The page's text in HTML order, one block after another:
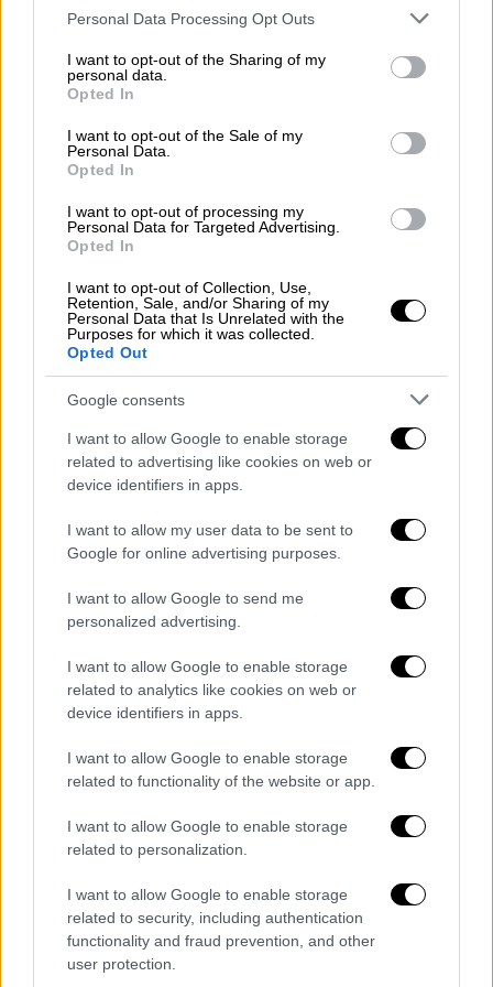
Please note that this website/app uses one or more Google
not limited to your visit or usage behaviour. You may click to
grant or deny consent to Google and its third-party tags to
use your data for below specified purposes in below Google
consent section.
Personal Data Processing Opt Outs
I want to opt-out of the Sharing of my
personal data.
Opted In
I want to opt-out of the Sale of my
Personal Data.
Opted In
I want to opt-out of processing my
Personal Data for Targeted Advertising.
Opted In
I want to opt-out of Collection, Use,
Retention, Sale, and/or Sharing of my
Personal Data that Is Unrelated with the
Purposes for which it was collected.
Opted Out
Google consents
I want to allow Google to enable storage
related to advertising like cookies on web or
device identifiers in apps.
I want to allow my user data to be sent to
Google for online advertising purposes.
I want to allow Google to send me
personalized advertising.
I want to allow Google to enable storage
related to analytics like cookies on web or
device identifiers in apps.
I want to allow Google to enable storage
related to functionality of the website or app.
I want to allow Google to enable storage
related to personalization.
I want to allow Google to enable storage
related to security, including authentication
functionality and fraud prevention, and other
user protection.
Ήδη το υπουργείο υγείας
Ευαγγελισμός έχουν συνάψει σύμβαση με
ιδιωτική εταιρεία που διαθέτει περίπου 30
ιδιώτες ακτινολόγους και οι οποίοι
ώστε να μπορούν να «διαβάζουν» τις
εξετάσεις που πραγματοποιούν οι ασθενείς
Επείγοντα.
Να σημειωθεί ότι με βάση τις εκτιμήσεις
των παραγόντων του υπουργείου υγείας
μεγάλο μέρος των καθυστερήσεων στα
τμήματα επειγόντων περιστατικών των
δημοσίων νοσοκομείων, οφείλεται στην
αργοπορία έκδοσης των διαγνώσεων
εξετάσεις που πραγματοποιούν οι ασθενείς.
Και αυτό διότι η απουσία ακτινολόγων
δημιουργεί σοβαρά προσκόμματα στη
διαδικασία εξυπηρέτησης των πολιτών.
Το σύστημα που θα ξεκινήσει τις επόμενες
ημέρες από τον Ευαγγελισμό αναμένεται το
επόμενο διάστημα να επεκταθεί σε όλα τα
νοσοκομεία της χώρας,
διαγνώσεις σε όλο το ΕΣΥ
να
πραγματοποιούνται με εξαιρετικά
Να υπενθυμιστεί ότι η σχετική διαδικασία
και το νέο σύστημα είχε προαναγγελθεί εδώ
και καιρό από τον υπουργό υγείας Άδωνι
Γεωργιάδη αλλά όπως αναφέρουν
πληροφορίες τουethnos.gr, διατυπώθηκαν
σοβαρές διαφωνίες από την Ελληνική